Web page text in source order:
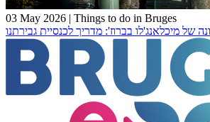
03 May 2026 | Things to do in Bruges
של מיכלאנג'לו בברוז': מדריך לכנסיית גבירתנו